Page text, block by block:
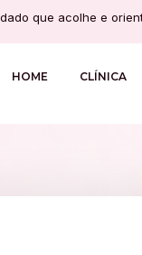
que acolhe e
HOME CLÍNICA